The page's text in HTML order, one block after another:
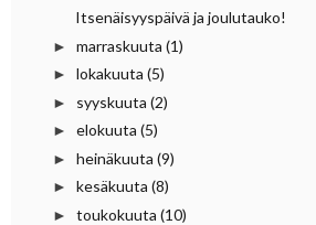
Itsenäisyyspäivä ja joulutauko!
► marraskuuta (1)
► lokakuuta (5)
► syyskuuta (2)
► elokuuta (5)
► heinäkuuta (9)
► kesäkuuta (8)
► toukokuuta (10)